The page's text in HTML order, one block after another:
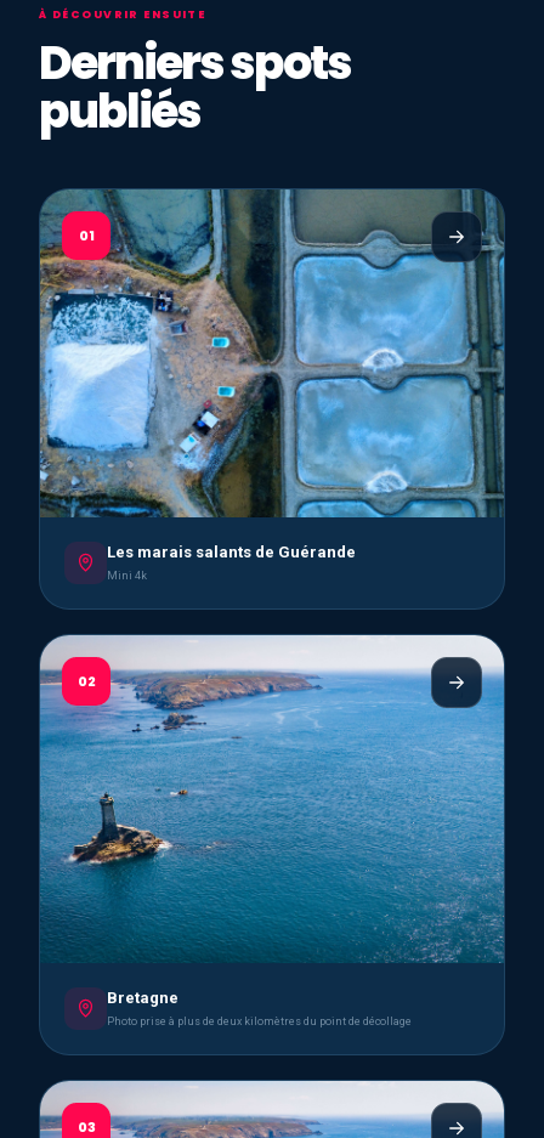
À DÉCOUVRIR ENSUITE
Derniers spots
publiés
01
Les marais salants de Guérande
Mini 4k
02
Bretagne
Photo prise à plus de deux kilomètres du point de décollage
03